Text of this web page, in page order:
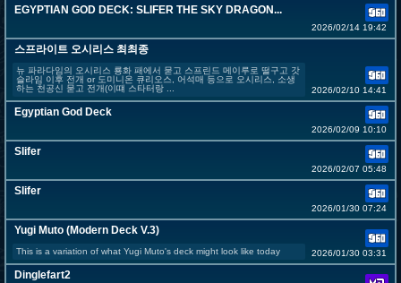
EGYPTIAN GOD DECK: SLIFER THE SKY DRAGON...
2026/02/14 19:42
스프라이트 오시리스 최최종
뉴 파라다임의 오시리스 룡화 패에서 묻고 스프린드 메이루로 떨구고 갓
슬라임 이후 전개 or 도미니온 큐리오스, 어석매 등으로 오시리스, 소생
하는 천공신 묻고 전개(이떄 스타터랑 ...
2026/02/10 14:41
Egyptian God Deck
2026/02/09 10:10
Slifer
2026/02/07 05:48
Slifer
2026/01/30 07:24
Yugi Muto (Modern Deck V.3)
This is a variation of what Yugi Muto's deck might look like today 2026/01/30 03:31
Dinglefart2